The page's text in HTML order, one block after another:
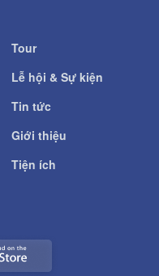
Tour
Lễ hội & Sự kiện
Tin tức
Giới thiệu
Tiện ích